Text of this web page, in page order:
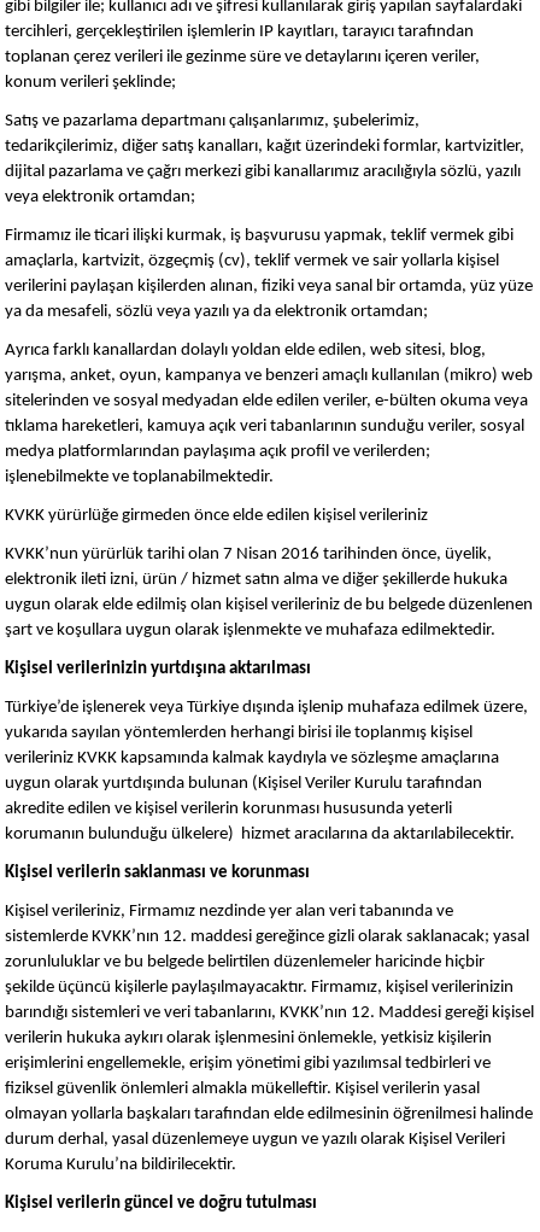
gibi bilgiler ile; kullanıcı adı ve şifresi kullanılarak giriş yapılan sayfalardaki
tercihleri, gerçekleştirilen işlemlerin IP kayıtları, tarayıcı tarafından
toplanan çerez verileri ile gezinme süre ve detaylarını içeren veriler,
konum verileri şeklinde;
Satış ve pazarlama departmanı çalışanlarımız, şubelerimiz,
tedarikçilerimiz, diğer satış kanalları, kağıt üzerindeki formlar, kartvizitler,
dijital pazarlama ve çağrı merkezi gibi kanallarımız aracılığıyla sözlü, yazılı
veya elektronik ortamdan;
Firmamız ile ticari ilişki kurmak, iş başvurusu yapmak, teklif vermek gibi
amaçlarla, kartvizit, özgeçmiş (cv), teklif vermek ve sair yollarla kişisel
verilerini paylaşan kişilerden alınan, fiziki veya sanal bir ortamda, yüz yüze
ya da mesafeli, sözlü veya yazılı ya da elektronik ortamdan;
Ayrıca farklı kanallardan dolaylı yoldan elde edilen, web sitesi, blog,
yarışma, anket, oyun, kampanya ve benzeri amaçlı kullanılan (mikro) web
sitelerinden ve sosyal medyadan elde edilen veriler, e-bülten okuma veya
tıklama hareketleri, kamuya açık veri tabanlarının sunduğu veriler, sosyal
medya platformlarından paylaşıma açık profil ve verilerden;
işlenebilmekte ve toplanabilmektedir.
KVKK yürürlüğe girmeden önce elde edilen kişisel verileriniz
KVKK’nun yürürlük tarihi olan 7 Nisan 2016 tarihinden önce, üyelik,
elektronik ileti izni, ürün / hizmet satın alma ve diğer şekillerde hukuka
uygun olarak elde edilmiş olan kişisel verileriniz de bu belgede düzenlenen
şart ve koşullara uygun olarak işlenmekte ve muhafaza edilmektedir.
Kişisel verilerinizin yurtdışına aktarılması
Türkiye’de işlenerek veya Türkiye dışında işlenip muhafaza edilmek üzere,
yukarıda sayılan yöntemlerden herhangi birisi ile toplanmış kişisel
verileriniz KVKK kapsamında kalmak kaydıyla ve sözleşme amaçlarına
uygun olarak yurtdışında bulunan (Kişisel Veriler Kurulu tarafından
akredite edilen ve kişisel verilerin korunması hususunda yeterli
korumanın bulunduğu ülkelere) hizmet aracılarına da aktarılabilecektir.
Kişisel verilerin saklanması ve korunması
Kişisel verileriniz, Firmamız nezdinde yer alan veri tabanında ve
sistemlerde KVKK’nın 12. maddesi gereğince gizli olarak saklanacak; yasal
zorunluluklar ve bu belgede belirtilen düzenlemeler haricinde hiçbir
şekilde üçüncü kişilerle paylaşılmayacaktır. Firmamız, kişisel verilerinizin
barındığı sistemleri ve veri tabanlarını, KVKK’nın 12. Maddesi gereği kişisel
verilerin hukuka aykırı olarak işlenmesini önlemekle, yetkisiz kişilerin
erişimlerini engellemekle, erişim yönetimi gibi yazılımsal tedbirleri ve
fiziksel güvenlik önlemleri almakla mükelleftir. Kişisel verilerin yasal
olmayan yollarla başkaları tarafından elde edilmesinin öğrenilmesi halinde
durum derhal, yasal düzenlemeye uygun ve yazılı olarak Kişisel Verileri
Koruma Kurulu’na bildirilecektir.
Kişisel verilerin güncel ve doğru tutulması